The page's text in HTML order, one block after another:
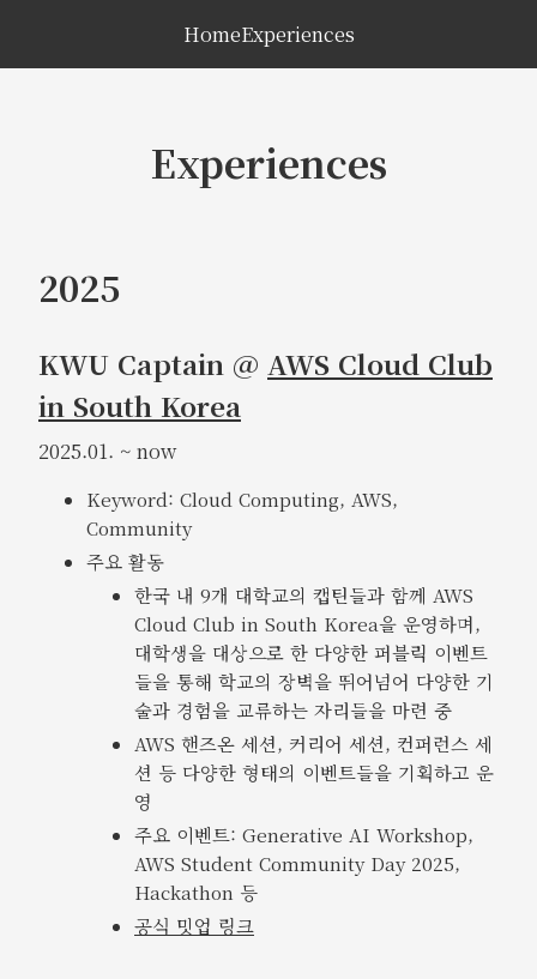
HomeExperiences
Experiences
2025
KWU Captain @ AWS Cloud Club
in South Korea
2025.01. ~ now
Keyword: Cloud Computing, AWS,
Community
주요 활동
한국 내 9개 대학교의 캡틴들과 함께 AWS
Cloud Club in South Korea을 운영하며,
대학생을 대상으로 한 다양한 퍼블릭 이벤트
들을 통해 학교의 장벽을 뛰어넘어 다양한 기
술과 경험을 교류하는 자리들을 마련 중
AWS 핸즈온 세션, 커리어 세션, 컨퍼런스 세
션 등 다양한 형태의 이벤트들을 기획하고 운
영
주요 이벤트: Generative AI Workshop,
AWS Student Community Day 2025,
Hackathon 등
공식 밋업 링크